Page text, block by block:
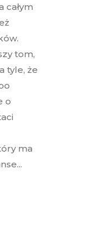
całym
tom,
tyle, że
o
ma